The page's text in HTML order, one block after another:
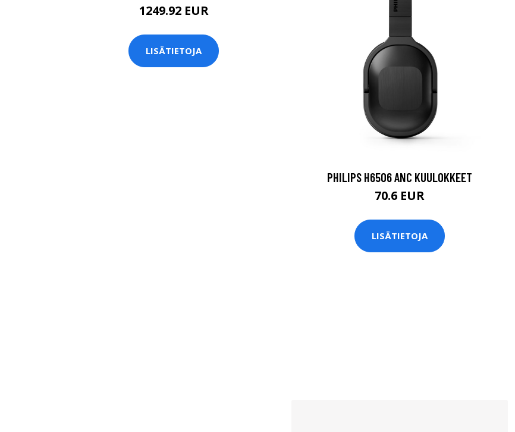
1249.92 EUR
LISÄTIETOJA
PHILIPS H6506 ANC KUULOKKEET
70.6 EUR
LISÄTIETOJA